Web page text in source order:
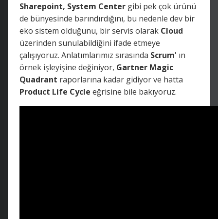
Sharepoint, System Center gibi pek çok ürünü
de bünyesinde barındırdığını, bu nedenle dev bir
eko sistem olduğunu, bir servis olarak Cloud
üzerinden sunulabildiğini ifade etmeye
çalışıyoruz. Anlatımlarımız sırasında Scrum' ın
örnek işleyişine değiniyor, Gartner Magic
Quadrant raporlarına kadar gidiyor ve hatta
Product Life Cycle eğrisine bile bakıyoruz.